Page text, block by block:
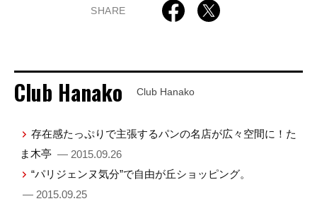
SHARE
Club Hanako Club Hanako
存在感たっぷりで主張するパンの名店が広々空間に！た
ま木亭 — 2015.09.26
“パリジェンヌ気分”で自由が丘ショッピング。
— 2015.09.25